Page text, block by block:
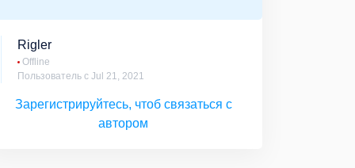
Rigler
Offline
Пользователь с Jul 21, 2021
Зарегистрируйтесь, чтоб связаться с
автором